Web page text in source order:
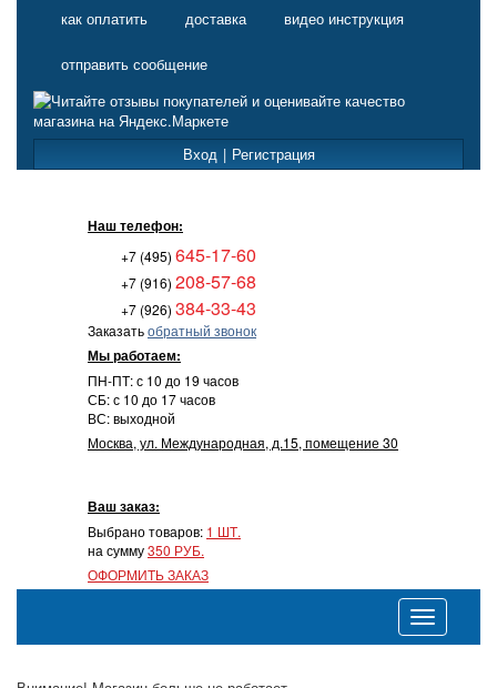
как оплатить доставка видео инструкция
отправить сообщение
Вход | Регистрация
Наш телефон:
+7 (495) 645-17-60
+7 (916) 208-57-68
+7 (926) 384-33-43
Заказатьобратный звонок
Мы работаем:
ПН-ПТ: с 10 до 19 часов
СБ: с 10 до 17 часов
ВС: выходной
Москва, ул. Международная, д.15, помещение 30
Ваш заказ:
Выбрано товаров: 1 ШТ.
на сумму350 РУБ.
ОФОРМИТЬ ЗАКАЗ
Toggle
navigation